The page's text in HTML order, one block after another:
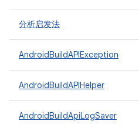
分析启发法
AndroidBuildAPIException
AndroidBuildAPIHelper
AndroidBuildApiLogSaver